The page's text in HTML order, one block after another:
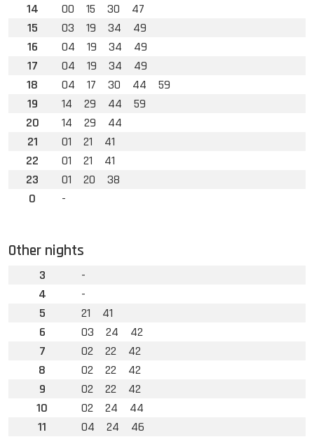
14
00 15 30
47
15
03 19 34
49
16
04 19 34
49
17
04 19 34
49
18
04 17 30 44
59
19
14 29 44
59
20
14 29
44
21
01 21
41
22
01 21
41
23
01 20
38
0
-
Other nights
3
-
4
-
5
21
41
6
03 24
42
7
02 22
42
8
02 22
42
9
02 22
42
10
02 24
44
11
04 24
46